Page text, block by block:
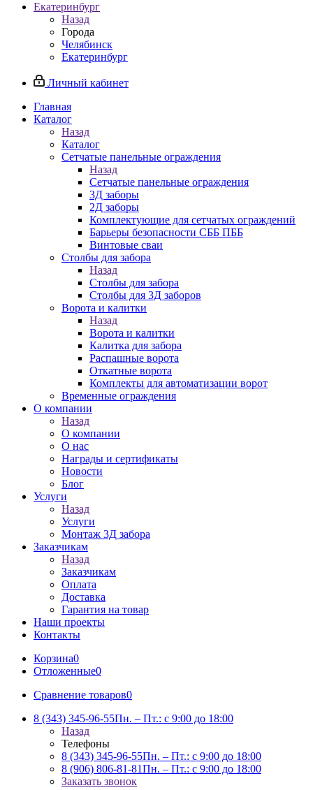
Екатеринбург
Назад
Города
Челябинск
Екатеринбург
Личный кабинет
Главная
Каталог
Назад
Каталог
Сетчатые панельные ограждения
Назад
Сетчатые панельные ограждения
3Д заборы
2Д заборы
Комплектующие для сетчатых ограждений
Барьеры безопасности СББ ПББ
Винтовые сваи
Столбы для забора
Назад
Столбы для забора
Столбы для 3Д заборов
Ворота и калитки
Назад
Ворота и калитки
Калитка для забора
Распашные ворота
Откатные ворота
Комплекты для автоматизации ворот
Временные ограждения
О компании
Назад
О компании
О нас
Награды и сертификаты
Новости
Блог
Услуги
Назад
Услуги
Монтаж 3Д забора
Заказчикам
Назад
Заказчикам
Оплата
Доставка
Гарантия на товар
Наши проекты
Контакты
Корзина0
Отложенные0
Сравнение товаров0
8 (343) 345-96-55Пн. – Пт.: с 9:00 до 18:00
Назад
Телефоны
8 (343) 345-96-55Пн. – Пт.: с 9:00 до 18:00
8 (906) 806-81-81Пн. – Пт.: с 9:00 до 18:00
Заказать звонок